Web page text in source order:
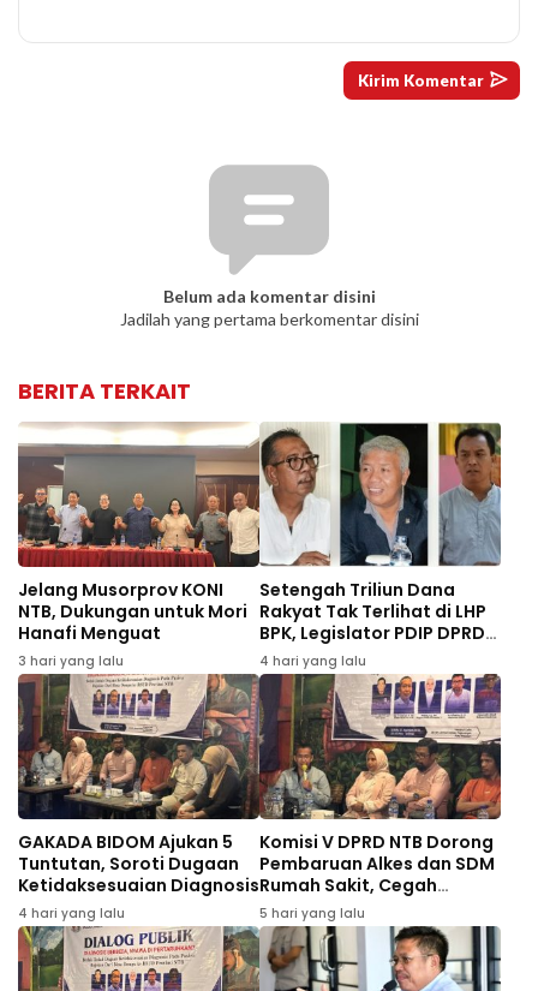
Belum ada komentar disini
Jadilah yang pertama berkomentar disini
BERITA TERKAIT
Jelang Musorprov KONI
NTB, Dukungan untuk Mori
Hanafi Menguat
3 hari yang lalu
Setengah Triliun Dana
Rakyat Tak Terlihat di LHP
BPK, Legislator PDIP DPRD
NTB Tuntut Audit
Investigatif
4 hari yang lalu
GAKADA BIDOM Ajukan 5
Tuntutan, Soroti Dugaan
Ketidaksesuaian Diagnosis
4 hari yang lalu
Komisi V DPRD NTB Dorong
Pembaruan Alkes dan SDM
Rumah Sakit, Cegah
Dugaan Salah Diagnosis
Pasien Rujukan Bima-
Dompu
5 hari yang lalu